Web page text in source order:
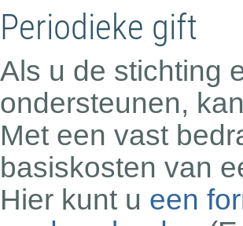
Periodieke gift
Als u de stichting
ondersteunen,
Met een vast
basiskosten van
Hier kunt u een